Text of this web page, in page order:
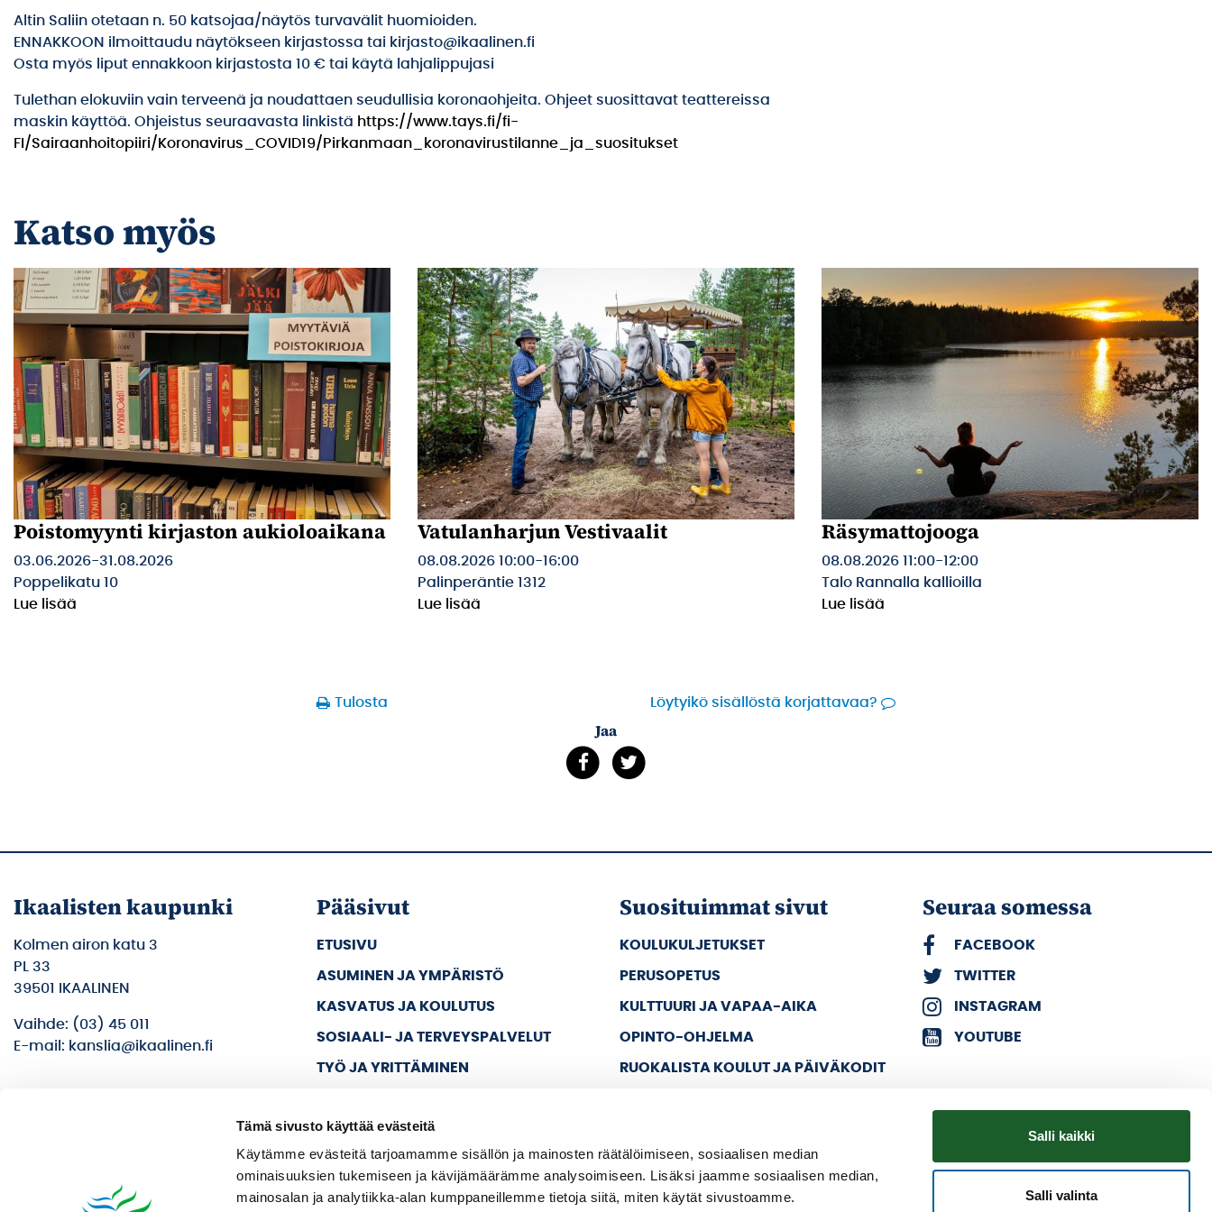
Tämä sivusto käyttää evästeitä
Käytämme evästeitä tarjoamamme sisällön ja mainosten räätälöimiseen, sosiaalisen median
ominaisuuksien tukemiseen ja kävijämäärämme analysoimiseen. Lisäksi jaamme sosiaalisen median,
mainosalan ja analytiikka-alan kumppaneillemme tietoja siitä, miten käytät sivustoamme.
Salli kaikki
Salli valinta
Altin Saliin otetaan n. 50 katsojaa/näytös turvavälit huomioiden.
ENNAKKOON ilmoittaudu näytökseen kirjastossa tai kirjasto@ikaalinen.fi
Osta myös liput ennakkoon kirjastosta 10 € tai käytä lahjalippujasi
Tulethan elokuviin vain terveenä ja noudattaen seudullisia koronaohjeita. Ohjeet suosittavat teattereissa
maskin käyttöä. Ohjeistus seuraavasta linkistä https://www.tays.fi/fi-
FI/Sairaanhoitopiiri/Koronavirus_COVID19/Pirkanmaan_koronavirustilanne_ja_suositukset
Katso myös
Poistomyynti kirjaston aukioloaikana
03.06.2026-31.08.2026
Poppelikatu 10
Lue lisää
Vatulanharjun Vestivaalit
08.08.2026 10:00-16:00
Palinperäntie 1312
Lue lisää
Räsymattojooga
08.08.2026 11:00-12:00
Talo Rannalla kallioilla
Lue lisää
Tulosta Löytyikö sisällöstä korjattavaa?
Jaa
Ikaalisten kaupunki
Kolmen airon katu 3
PL 33
39501 IKAALINEN
Vaihde: (03) 45 011
E-mail: kanslia@ikaalinen.fi
Pääsivut
ETUSIVU
ASUMINEN JA YMPÄRISTÖ
KASVATUS JA KOULUTUS
SOSIAALI- JA TERVEYSPALVELUT
TYÖ JA YRITTÄMINEN
KAUPUNKI JA HALLINTO
Suosituimmat sivut
KOULUKULJETUKSET
PERUSOPETUS
KULTTUURI JA VAPAA-AIKA
OPINTO-OHJELMA
RUOKALISTA KOULUT JA PÄIVÄKODIT
Seuraa somessa
FACEBOOK
TWITTER
INSTAGRAM
YOUTUBE